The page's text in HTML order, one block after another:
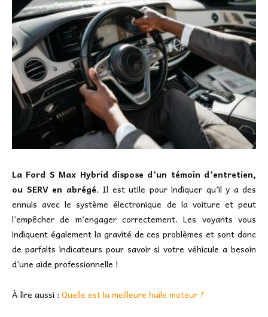
La Ford S Max Hybrid dispose d’un témoin d’entretien,
ou SERV en abrégé. Il est utile pour indiquer qu’il y a des
ennuis avec le système électronique de la voiture et peut
l’empêcher de m’engager correctement. Les voyants vous
indiquent également la gravité de ces problèmes et sont donc
de parfaits indicateurs pour savoir si votre véhicule a besoin
d’une aide professionnelle !
À lire aussi : Quelle est la meilleure huile moteur ?